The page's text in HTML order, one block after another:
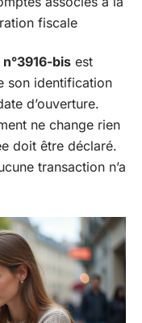
fiscale
bis est
son identification
d’ouverture.
ne change rien
doit être déclaré.
transaction n’a